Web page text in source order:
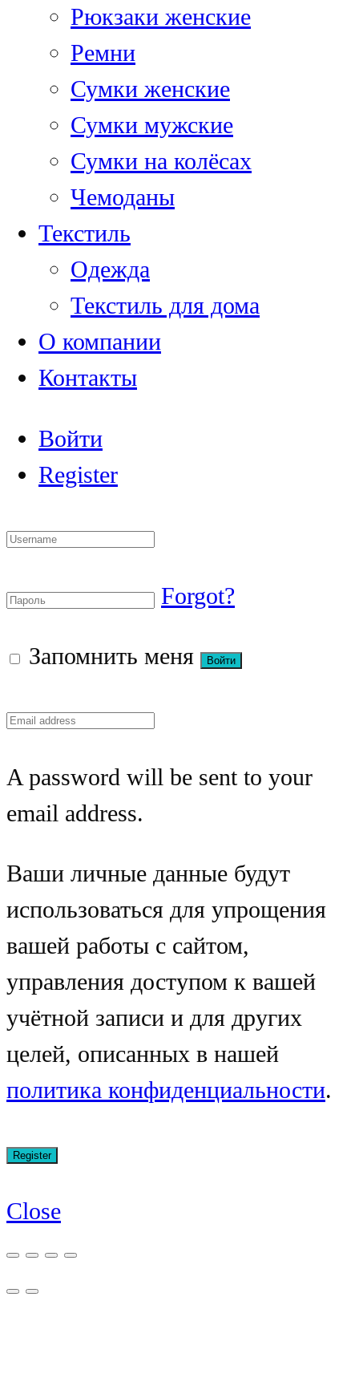
Рюкзаки женские
Ремни
Сумки женские
Сумки мужские
Сумки на колёсах
Чемоданы
Текстиль
Одежда
Текстиль для дома
О компании
Контакты
Войти
Register
Forgot?
Запомнить меня
A password will be sent to your
email address.
Ваши личные данные будут
использоваться для упрощения
вашей работы с сайтом,
управления доступом к вашей
учётной записи и для других
целей, описанных в нашей
политика конфиденциальности.
Close